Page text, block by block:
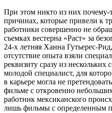
При этом никто из них почему-
причинах, которые привели к
работники совершенно не
съемках вестерна «Раст» за
24-х летняя Ханна Гутьерес-
отсутствие опыта взяли
реквизиту сразу из
молодой специалист, для
в карьере могла не
фильме с откровенно
работник мексиканского
лишь фильмы с определенным